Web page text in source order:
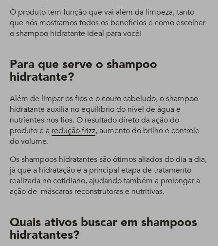
O produto tem função que vai além da limpeza, tanto
que nós mostramos todos os benefícios e como escolher
o shampoo hidratante ideal para você!
Para que serve o shampoo
hidratante?
Além de limpar os fios e o couro cabeludo, o shampoo
hidratante auxilia no equilíbrio do nível de água e
nutrientes nos fios. O resultado direto da ação do
produto é a redução frizz, aumento do brilho e controle
do volume.
Os shampoos hidratantes são ótimos aliados do dia a dia,
já que a hidratação é a principal etapa de tratamento
realizada no cotidiano, ajudando também a prolongar a
ação de máscaras reconstrutoras e nutritivas.
Quais ativos buscar em shampoos
hidratantes?